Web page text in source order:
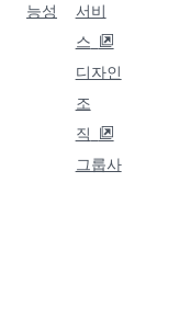
능성
서비
스
디자인
조
직
그룹사